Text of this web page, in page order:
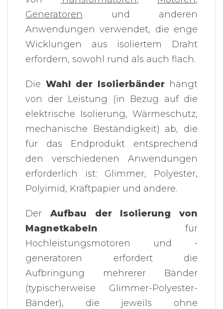
Generatoren und anderen
Anwendungen verwendet, die enge
Wicklungen aus isoliertem Draht
erfordern, sowohl rund als auch flach.
Die Wahl der Isolierbänderhängt
von der Leistung (in Bezug auf die
elektrische Isolierung, Wärmeschutz,
mechanische Beständigkeit) ab, die
für das Endprodukt entsprechend
den verschiedenen Anwendungen
erforderlich ist: Glimmer, Polyester,
Polyimid, Kraftpapier und andere.
Der Aufbau der Isolierung von
Magnetkabeln für
Hochleistungsmotoren und -
generatoren erfordert die
Aufbringung mehrerer Bänder
(typischerweise Glimmer-Polyester-
Bänder), die jeweils ohne